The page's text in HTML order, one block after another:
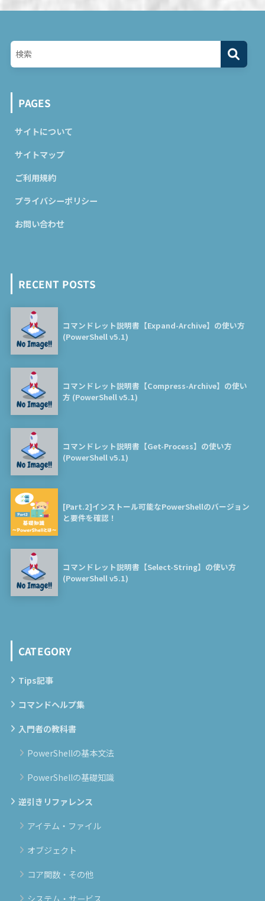
PAGES
サイトについて
サイトマップ
ご利用規約
プライバシーポリシー
お問い合わせ
RECENT POSTS
コマンドレット説明書【Expand-Archive】の使い方
(PowerShell v5.1)
コマンドレット説明書【Compress-Archive】の使い
方 (PowerShell v5.1)
コマンドレット説明書【Get-Process】の使い方
(PowerShell v5.1)
[Part.2]インストール可能なPowerShellのバージョン
と要件を確認！
コマンドレット説明書【Select-String】の使い方
(PowerShell v5.1)
CATEGORY
Tips記事
コマンドヘルプ集
入門者の教科書
PowerShellの基本文法
PowerShellの基礎知識
逆引きリファレンス
アイテム・ファイル
オブジェクト
コア関数・その他
システム・サービス